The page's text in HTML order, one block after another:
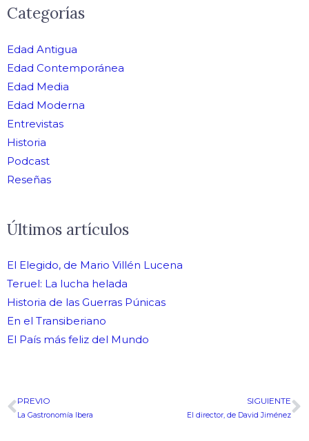
Categorías
Edad Antigua
Edad Contemporánea
Edad Media
Edad Moderna
Entrevistas
Historia
Podcast
Reseñas
Últimos artículos
El Elegido, de Mario Villén Lucena
Teruel: La lucha helada
Historia de las Guerras Púnicas
En el Transiberiano
El País más feliz del Mundo
Ant
PREVIO
La Gastronomía Ibera
SIGUIENTE
El director, de David Jiménez